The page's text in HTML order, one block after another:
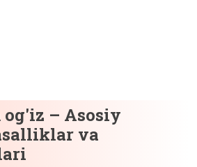
– Asosiy
va